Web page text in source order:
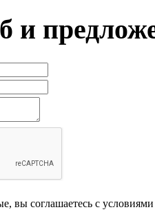
и
вы соглашаетесь с